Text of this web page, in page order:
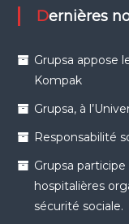
Dernières
Grupsa appose
Kompak
Grupsa, à
Responsabilité
Grupsa
hospitalières
sécurité sociale.